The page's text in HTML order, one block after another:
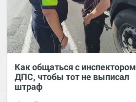
Как общаться с инспектором
ДПС, чтобы тот не выписал
штраф